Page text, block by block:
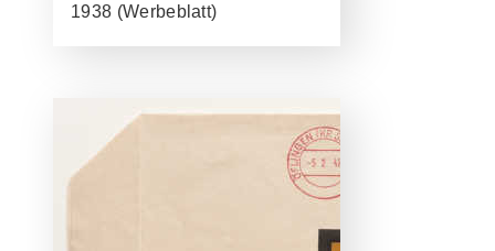
1938 (Werbeblatt)